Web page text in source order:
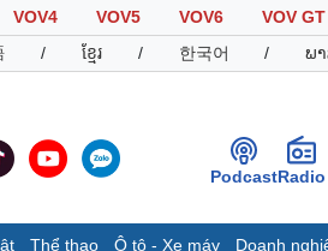
VOV4 VOV5 VOV6
VOV GT
/ ខ្មែរ / 한국어 / ພ
PodcastRadio
Thể thao Ô tô - Xe máy Doanh